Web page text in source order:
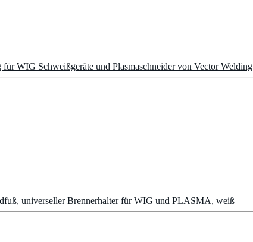
WIG Schweißgeräte und Plasmaschneider von Vector Welding
universeller Brennerhalter für WIG und PLASMA, weiß